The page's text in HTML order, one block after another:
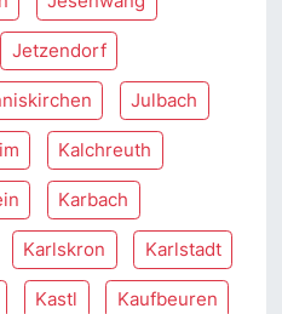
Jetzendorf
Julbach
Kalchreuth
Karbach
Karlskron Karlstadt
Kastl Kaufbeuren